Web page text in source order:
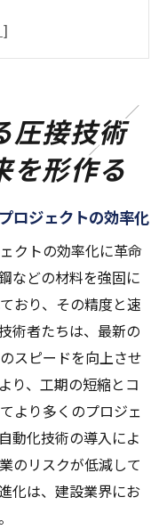
新しい技術革新
の未来像
る圧接技術の位置
接技術の重要性
持続可能な建設へ
可能な建設プロセ
境への影響
る圧接の役割
建設の未来
負荷の軽減
る圧接技術の持続
圧接技術
を形作る
ロジェクトの効率化
クトの効率化に革命
などの材料を強固に
おり、その精度と速
術者たちは、最新の
スピードを向上させ
り、工期の短縮とコ
より多くのプロジェ
動化技術の導入によ
のリスクが低減して
化は、建設業界にお